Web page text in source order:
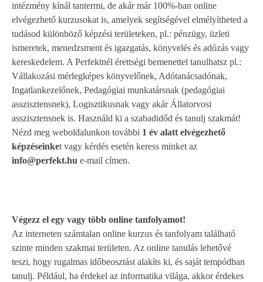
intézmény kínál tantermi, de akár már 100%-ban online
elvégezhető kurzusokat is, amelyek segítségével elmélyítheted a
tudásod különböző képzési területeken, pl.: pénzügy, üzleti
ismeretek, menedzsment és igazgatás, könyvelés és adózás vagy
kereskedelem. A Perfektnél érettségi bemenettel tanulhatsz pl.:
Vállakozási mérlegképes könyvelőnek, Adótanácsadónak,
Ingatlankezelőnek, Pedagógiai munkatársnak (pedagógiai
asszisztensnek), Logisztikusnak vagy akár Állatorvosi
asszisztensnek is. Használd ki a szabadidőd és tanulj szakmát!
Nézd meg weboldalunkon további 1 év alatt elvégezhető
képzéseinket vagy kérdés esetén keress minket az
info@perfekt.hu e-mail címen.
Végezz el egy vagy több online tanfolyamot!
Az interneten számtalan online kurzus és tanfolyam található
szinte minden szakmai területen. Az online tanulás lehetővé
teszi, hogy rugalmas időbeosztást alakíts ki, és saját tempódban
tanulj. Például, ha érdekel az informatika világa, akkor érdekes